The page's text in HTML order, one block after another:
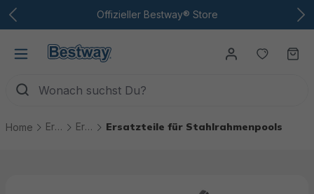
Zum Hauptinhalt Offizieller Bestway® Store
Du
Home Ersatzteile Ersatzteile Pools Ersatzteile für Stahlrahmenpools